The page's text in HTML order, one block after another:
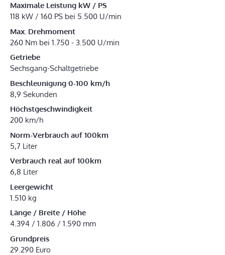
Maximale Leistung kW / PS
118 kW / 160 PS bei 5.500 U/min
Max. Drehmoment
260 Nm bei 1.750 - 3.500 U/min
Getriebe
Sechsgang-Schaltgetriebe
Beschleunigung 0-100 km/h
8,9 Sekunden
Höchstgeschwindigkeit
200 km/h
Norm-Verbrauch auf 100km
5,7 Liter
Verbrauch real auf 100km
6,8 Liter
Leergewicht
1.510 kg
Länge / Breite / Höhe
4.394 / 1.806 / 1.590 mm
Grundpreis
29.290 Euro